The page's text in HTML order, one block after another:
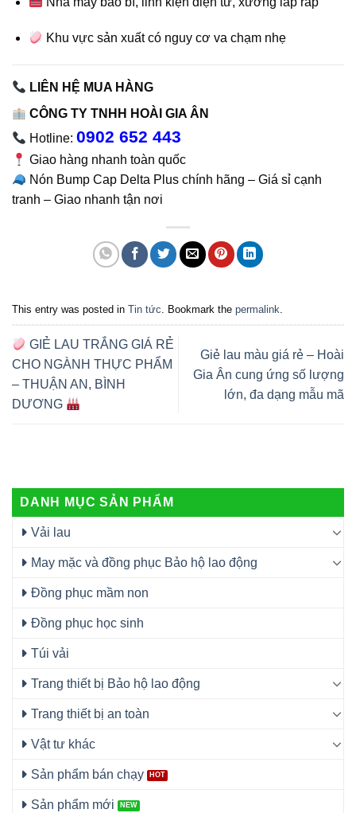
Khu vực sản xuất có nguy cơ va chạm nhẹ
LIÊN HỆ MUA HÀNG
CÔNG TY TNHH HOÀI GIA ÂN
Hotline:0902 652 443
Giao hàng nhanh toàn quốc
Nón Bump Cap Delta Plus chính hãng – Giá sỉ cạnh
tranh – Giao nhanh tận nơi
This entry was posted in Tin tức. Bookmark the permalink.
GIẺ LAU TRẮNG GIÁ RẺ
CHO NGÀNH THỰC PHẨM
– THUẬN AN, BÌNH
DƯƠNG
Giẻ lau màu giá rẻ – Hoài
Gia Ân cung ứng số lượng
lớn, đa dạng mẫu mã
DANH MỤC SẢN PHẨM
Vải lau
May mặc và đồng phục Bảo hộ lao động
Đồng phục mầm non
Đồng phục học sinh
Túi vải
Trang thiết bị Bảo hộ lao động
Trang thiết bị an toàn
Vật tư khác
Sản phẩm bán chạy
Sản phẩm mới